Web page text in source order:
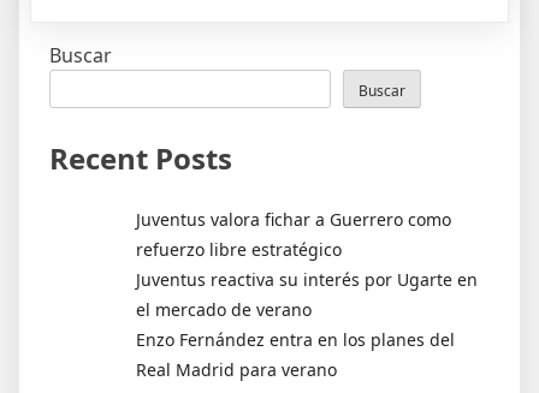
Buscar
Buscar
Recent Posts
Juventus valora fichar a Guerrero como
refuerzo libre estratégico
Juventus reactiva su interés por Ugarte en
el mercado de verano
Enzo Fernández entra en los planes del
Real Madrid para verano